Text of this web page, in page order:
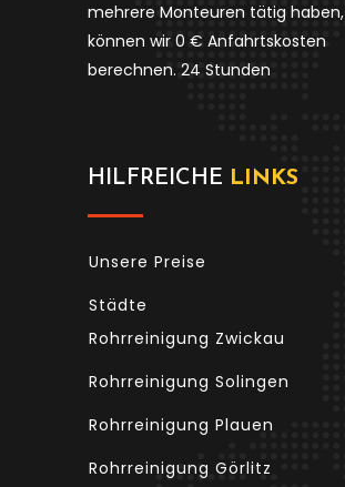
mehrere Monteuren tätig haben,
können wir 0 € Anfahrtskosten
berechnen. 24 Stunden
HILFREICHE LINKS
Unsere Preise
Städte
Rohrreinigung Zwickau
Rohrreinigung Solingen
Rohrreinigung Plauen
Rohrreinigung Görlitz